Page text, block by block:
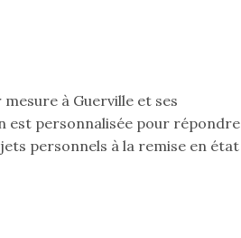
à Guerville et ses
est personnalisée pour répondre
personnels à la remise en état